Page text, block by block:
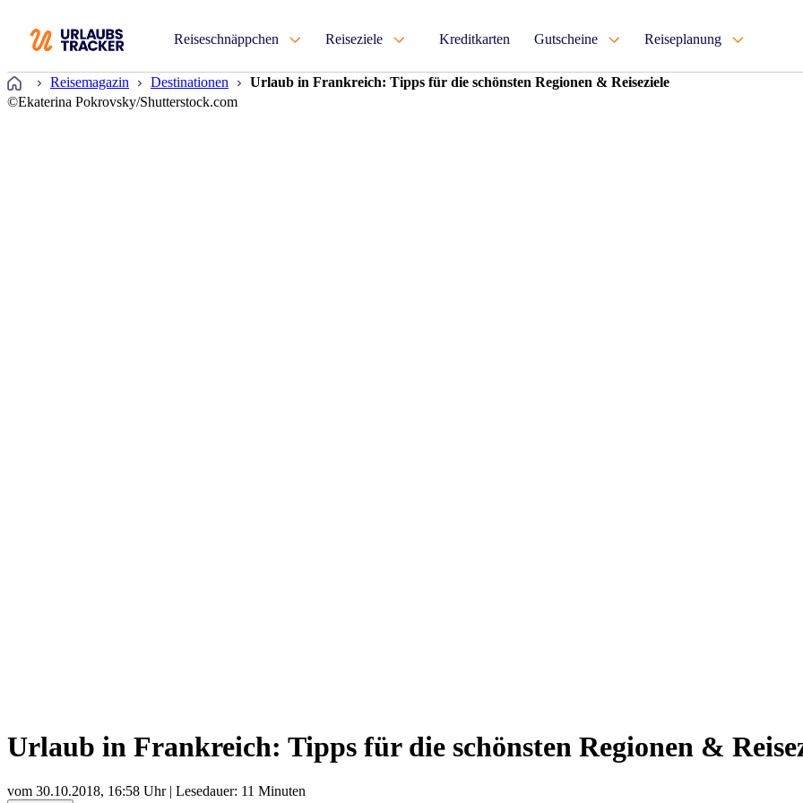
Reiseschnäppchen Reiseziele Kreditkarten Gutscheine Reiseplanung
Startseite
Reisemagazin Destinationen
Urlaub in Frankreich: Tipps für die schönsten Regionen & Reiseziele
©Ekaterina Pokrovsky/Shutterstock.com
Urlaub in Frankreich: Tipps für die schönsten Regionen &
vom 30.10.2018, 16:58 Uhr| Lesedauer: 11 Minuten